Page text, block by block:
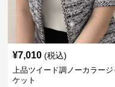
¥7,010 (税込)
上品ツイード調ノーカラージ
ケット